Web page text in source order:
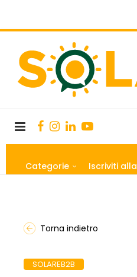
Categorie Iscriviti
Torna indietro
SOLAREB2B